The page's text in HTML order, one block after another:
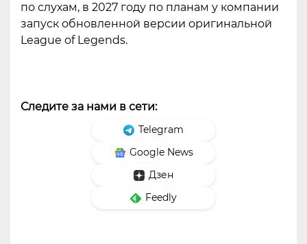
по слухам, в 2027 году по планам у компании
запуск обновленной версии оригинальной
League of Legends.
Следите за нами в сети:
Telegram
Google News
Дзен
Feedly